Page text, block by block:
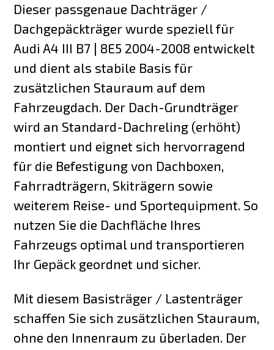
Dieser passgenaue Dachträger /
Dachgepäckträger wurde speziell für
Audi A4 III B7 | 8E5 2004-2008 entwickelt
und dient als stabile Basis für
zusätzlichen Stauraum auf dem
Fahrzeugdach. Der Dach-Grundträger
wird an Standard-Dachreling (erhöht)
montiert und eignet sich hervorragend
für die Befestigung von Dachboxen,
Fahrradträgern, Skiträgern sowie
weiterem Reise- und Sportequipment. So
nutzen Sie die Dachfläche Ihres
Fahrzeugs optimal und transportieren
Ihr Gepäck geordnet und sicher.
Mit diesem Basisträger / Lastenträger
schaffen Sie sich zusätzlichen Stauraum,
ohne den Innenraum zu überladen. Der